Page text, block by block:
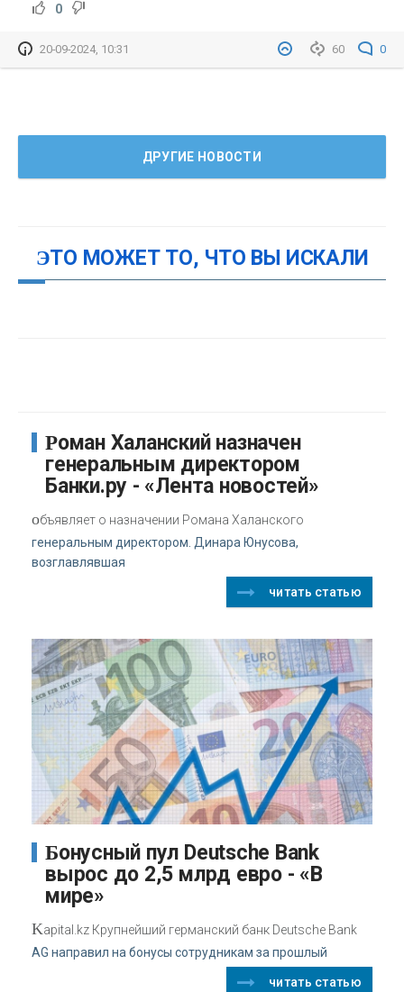
0
60 0
20-09-2024, 10:31
ДРУГИЕ НОВОСТИ
ЭТО МОЖЕТ ТО, ЧТО ВЫ ИСКАЛИ
Роман Халанский назначен
генеральным директором
Банки.ру - «Лента новостей»
объявляет о назначении Романа Халанского
генеральным директором. Динара Юнусова,
возглавлявшая
читать статью
Бонусный пул Deutsche Bank
вырос до 2,5 млрд евро - «В
мире»
Kapital.kz Крупнейший германский банк Deutsche Bank
AG направил на бонусы сотрудникам за прошлый
читать статью